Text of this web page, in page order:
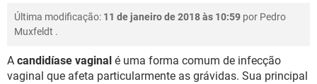
NUTRIÇÃO
BEM-ESTAR
Última modificação: 11 de janeiro de 2018 às 10:59 por Pedro
Muxfeldt .
A candidíase vaginal é uma forma comum de infecção
vaginal que afeta particularmente as grávidas. Sua principal